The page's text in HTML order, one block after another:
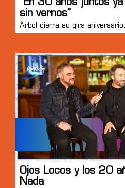
“En 30 años juntos
sin vernos”
Árbol cierra su gira aniversario.
Ojos Locos y los 20
Nada